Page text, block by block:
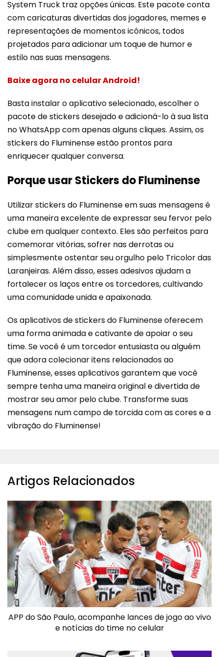
System Truck traz opções únicas. Este pacote conta
com caricaturas divertidas dos jogadores, memes e
representações de momentos icônicos, todos
projetados para adicionar um toque de humor e
estilo nas suas mensagens.
Baixe agora no celular Android!
Basta instalar o aplicativo selecionado, escolher o
pacote de stickers desejado e adicioná-lo à sua lista
no WhatsApp com apenas alguns cliques. Assim, os
stickers do Fluminense estão prontos para
enriquecer qualquer conversa.
Porque usar Stickers do Fluminense
Utilizar stickers do Fluminense em suas mensagens é
uma maneira excelente de expressar seu fervor pelo
clube em qualquer contexto. Eles são perfeitos para
comemorar vitórias, sofrer nas derrotas ou
simplesmente ostentar seu orgulho pelo Tricolor das
Laranjeiras. Além disso, esses adesivos ajudam a
fortalecer os laços entre os torcedores, cultivando
uma comunidade unida e apaixonada.
Os aplicativos de stickers do Fluminense oferecem
uma forma animada e cativante de apoiar o seu
time. Se você é um torcedor entusiasta ou alguém
que adora colecionar itens relacionados ao
Fluminense, esses aplicativos garantem que você
sempre tenha uma maneira original e divertida de
mostrar seu amor pelo clube. Transforme suas
mensagens num campo de torcida com as cores e a
vibração do Fluminense!
Artigos Relacionados
APP do São Paulo, acompanhe lances de jogo ao vivo
e notícias do time no celular